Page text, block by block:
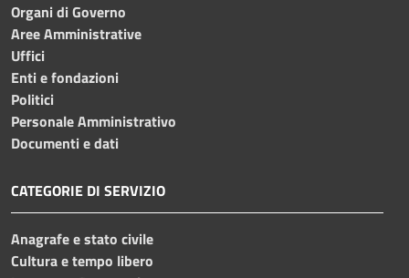
Organi di Governo
Aree Amministrative
Uffici
Enti e fondazioni
Politici
Personale Amministrativo
Documenti e dati
CATEGORIE DI SERVIZIO
Anagrafe e stato civile
Cultura e tempo libero